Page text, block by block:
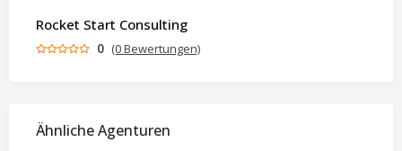
Rocket Start Consulting
0 (0 Bewertungen)
Ähnliche Agenturen